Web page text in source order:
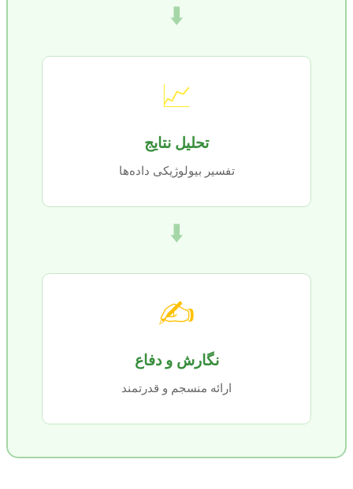
⬇️
📈
تحلیل نتایج
تفسیر بیولوژیکی داده‌ها
⬇️
✍️
نگارش و دفاع
ارائه منسجم و قدرتمند